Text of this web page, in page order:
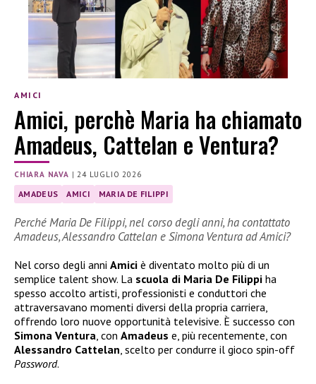
AMICI
Amici, perchè Maria ha chiamato
Amadeus, Cattelan e Ventura?
CHIARA NAVA |24 LUGLIO 2026
AMADEUS AMICI MARIA DE FILIPPI
Perché Maria De Filippi, nel corso degli anni, ha contattato
Amadeus, Alessandro Cattelan e Simona Ventura ad Amici?
Nel corso degli anni Amici è diventato molto più di un
semplice talent show. La scuola di Maria De Filippi ha
spesso accolto artisti, professionisti e conduttori che
attraversavano momenti diversi della propria carriera,
offrendo loro nuove opportunità televisive. È successo con
Simona Ventura, con Amadeus e, più recentemente, con
Alessandro Cattelan, scelto per condurre il gioco spin-off
Password.